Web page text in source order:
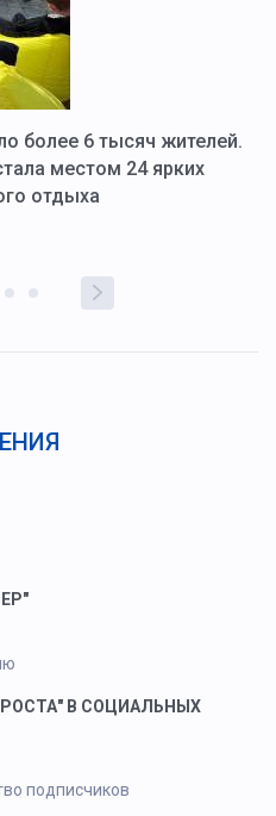
более 6 тысяч жителей.
местом 24 ярких
отдыха
РОСТА" В СОЦИАЛЬНЫХ
подписчиков